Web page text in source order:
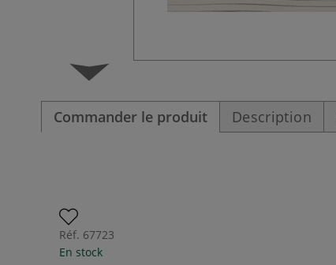
Commander le produit Description
Réf. 67723
En stock